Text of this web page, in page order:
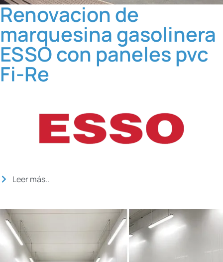
Renovacion de
marquesina gasolinera
ESSO con paneles pvc
Fi-Re
Leer más..